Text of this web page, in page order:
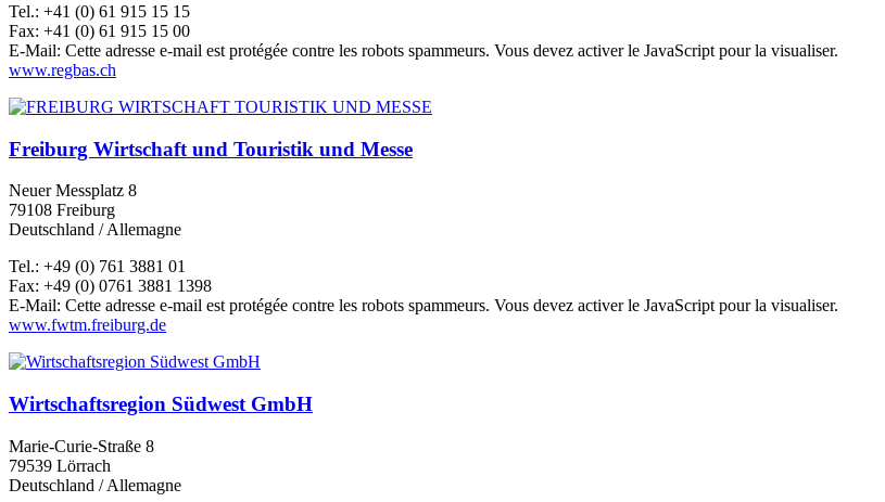
Tel.: +41 (0) 61 915 15 15
Fax: +41 (0) 61 915 15 00
E-Mail: Cette adresse e-mail est protégée contre les robots spammeurs. Vous devez activer le JavaScript pour la visualiser.
www.regbas.ch
Freiburg Wirtschaft und Touristik und Messe
Neuer Messplatz 8
79108 Freiburg
Deutschland / Allemagne
Tel.: +49 (0) 761 3881 01
Fax: +49 (0) 0761 3881 1398
E-Mail: Cette adresse e-mail est protégée contre les robots spammeurs. Vous devez activer le JavaScript pour la visualiser.
www.fwtm.freiburg.de
Wirtschaftsregion Südwest GmbH
Marie-Curie-Straße 8
79539 Lörrach
Deutschland / Allemagne